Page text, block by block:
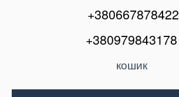
+380667878422
+380979843178
кошик